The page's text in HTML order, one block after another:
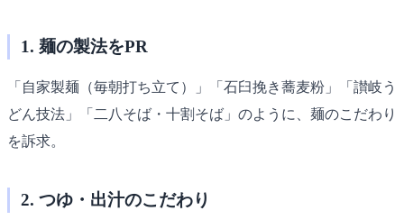
1. 麺の製法をPR
「自家製麺（毎朝打ち立て）」「石臼挽き蕎麦粉」「讃岐う
どん技法」「二八そば・十割そば」のように、麺のこだわり
を訴求。
2. つゆ・出汁のこだわり